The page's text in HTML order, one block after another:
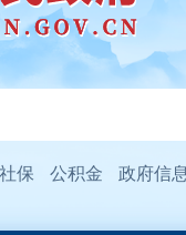
社保 公积金 政府信